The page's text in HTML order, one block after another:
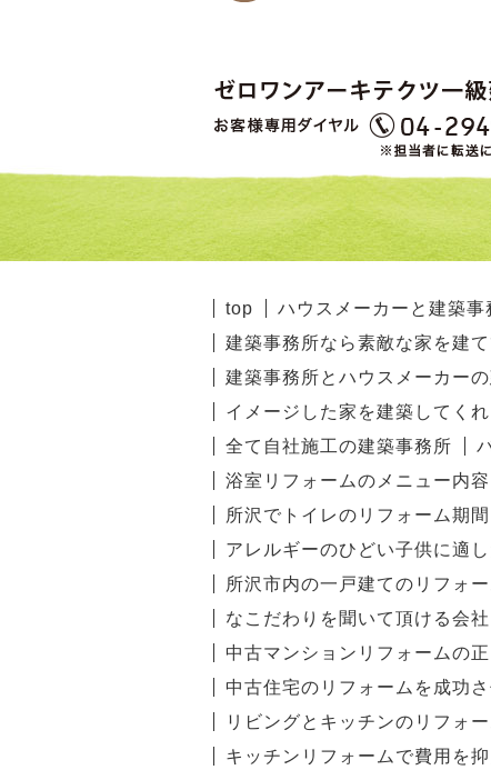
top ハウスメーカーと建築事
建築事務所なら素敵な家を建
建築事務所とハウスメーカーの
イメージした家を建築してく
全て自社施工の建築事務所
浴室リフォームのメニュー内容
所沢でトイレのリフォーム期間
アレルギーのひどい子供に適
所沢市内の一戸建てのリフォー
なこだわりを聞いて頂ける会
中古マンションリフォームの
中古住宅のリフォームを成功
リビングとキッチンのリフォ
キッチンリフォームで費用を